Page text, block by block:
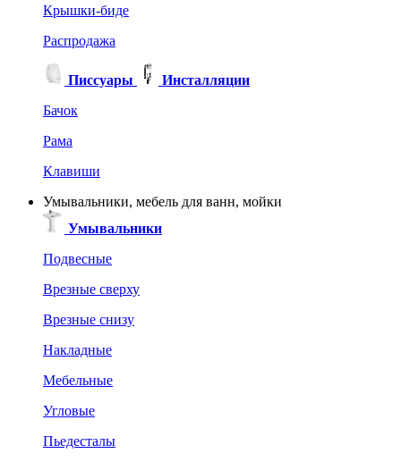
Крышки-биде
Распродажа
Писсуары
Инсталляции
Бачок
Рама
Клавиши
Умывальники, мебель для ванн, мойки
Умывальники
Подвесные
Врезные сверху
Врезные снизу
Накладные
Мебельные
Угловые
Пьедесталы